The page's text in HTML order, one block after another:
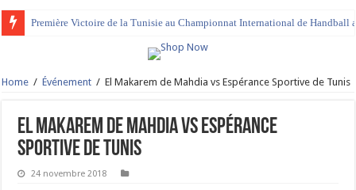
Première Victoire de la Tunisie au Championnat International de Handball
tournoi international Hammamet 2023 : programme et liste des joueurs
Home / Événement / El Makarem de Mahdia vs Espérance Sportive de Tunis
El Makarem de Mahdia vs Espérance
Sportive de Tunis
24 novembre 2018